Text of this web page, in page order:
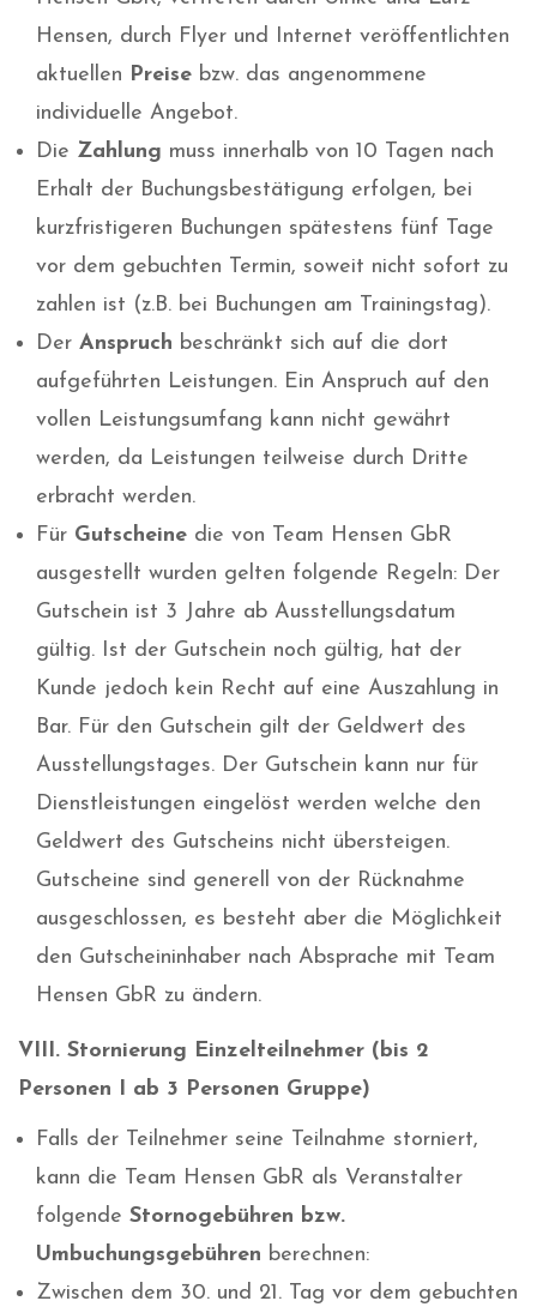
Hensen, durch Flyer und Internet veröffentlichten
aktuellen Preise bzw. das angenommene
individuelle Angebot.
Die Zahlung muss innerhalb von 10 Tagen nach
Erhalt der Buchungsbestätigung erfolgen, bei
kurzfristigeren Buchungen spätestens fünf Tage
vor dem gebuchten Termin, soweit nicht sofort zu
zahlen ist (z.B. bei Buchungen am Trainingstag).
Der Anspruch beschränkt sich auf die dort
aufgeführten Leistungen. Ein Anspruch auf den
vollen Leistungsumfang kann nicht gewährt
werden, da Leistungen teilweise durch Dritte
erbracht werden.
Für Gutscheine die von Team Hensen GbR
ausgestellt wurden gelten folgende Regeln: Der
Gutschein ist 3 Jahre ab Ausstellungsdatum
gültig. Ist der Gutschein noch gültig, hat der
Kunde jedoch kein Recht auf eine Auszahlung in
Bar. Für den Gutschein gilt der Geldwert des
Ausstellungstages. Der Gutschein kann nur für
Dienstleistungen eingelöst werden welche den
Geldwert des Gutscheins nicht übersteigen.
Gutscheine sind generell von der Rücknahme
ausgeschlossen, es besteht aber die Möglichkeit
den Gutscheininhaber nach Absprache mit Team
Hensen GbR zu ändern.
VIII. Stornierung Einzelteilnehmer (bis 2
Personen I ab 3 Personen Gruppe)
Falls der Teilnehmer seine Teilnahme storniert,
kann die Team Hensen GbR als Veranstalter
folgende Stornogebühren bzw.
Umbuchungsgebühren berechnen:
Zwischen dem 30. und 21. Tag vor dem gebuchten